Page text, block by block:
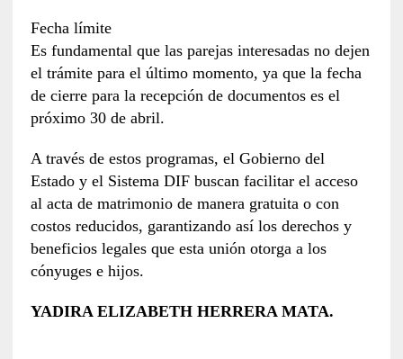
Fecha límite
Es fundamental que las parejas interesadas no dejen
el trámite para el último momento, ya que la fecha
de cierre para la recepción de documentos es el
próximo 30 de abril.
A través de estos programas, el Gobierno del
Estado y el Sistema DIF buscan facilitar el acceso
al acta de matrimonio de manera gratuita o con
costos reducidos, garantizando así los derechos y
beneficios legales que esta unión otorga a los
cónyuges e hijos.
YADIRA ELIZABETH HERRERA MATA.